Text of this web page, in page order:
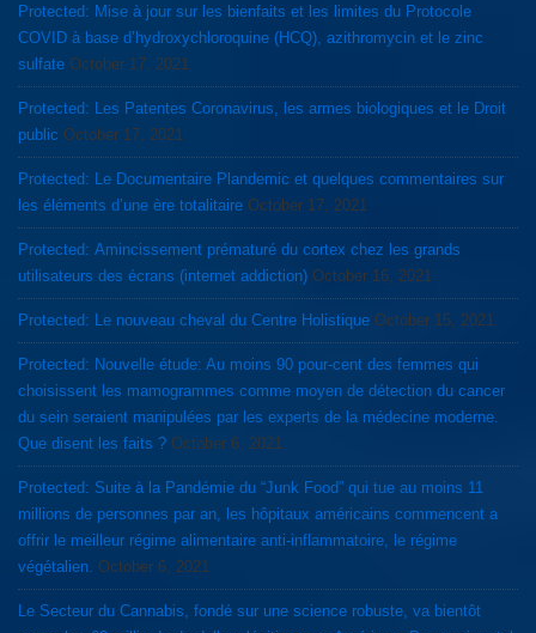
Protected: Mise à jour sur les bienfaits et les limites du Protocole
COVID à base d’hydroxychloroquine (HCQ), azithromycin et le zinc
sulfate October 17, 2021
Protected: Les Patentes Coronavirus, les armes biologiques et le Droit
public October 17, 2021
Protected: Le Documentaire Plandemic et quelques commentaires sur
les éléments d’une ère totalitaire October 17, 2021
Protected: Amincissement prématuré du cortex chez les grands
utilisateurs des écrans (internet addiction) October 16, 2021
Protected: Le nouveau cheval du Centre Holistique October 15, 2021
Protected: Nouvelle étude: Au moins 90 pour-cent des femmes qui
choisissent les mamogrammes comme moyen de détection du cancer
du sein seraient manipulées par les experts de la médecine moderne.
Que disent les faits ? October 6, 2021
Protected: Suite à la Pandémie du “Junk Food” qui tue au moins 11
millions de personnes par an, les hôpitaux américains commencent a
offrir le meilleur régime alimentaire anti-inflammatoire, le régime
végétalien. October 6, 2021
Le Secteur du Cannabis, fondé sur une science robuste, va bientôt